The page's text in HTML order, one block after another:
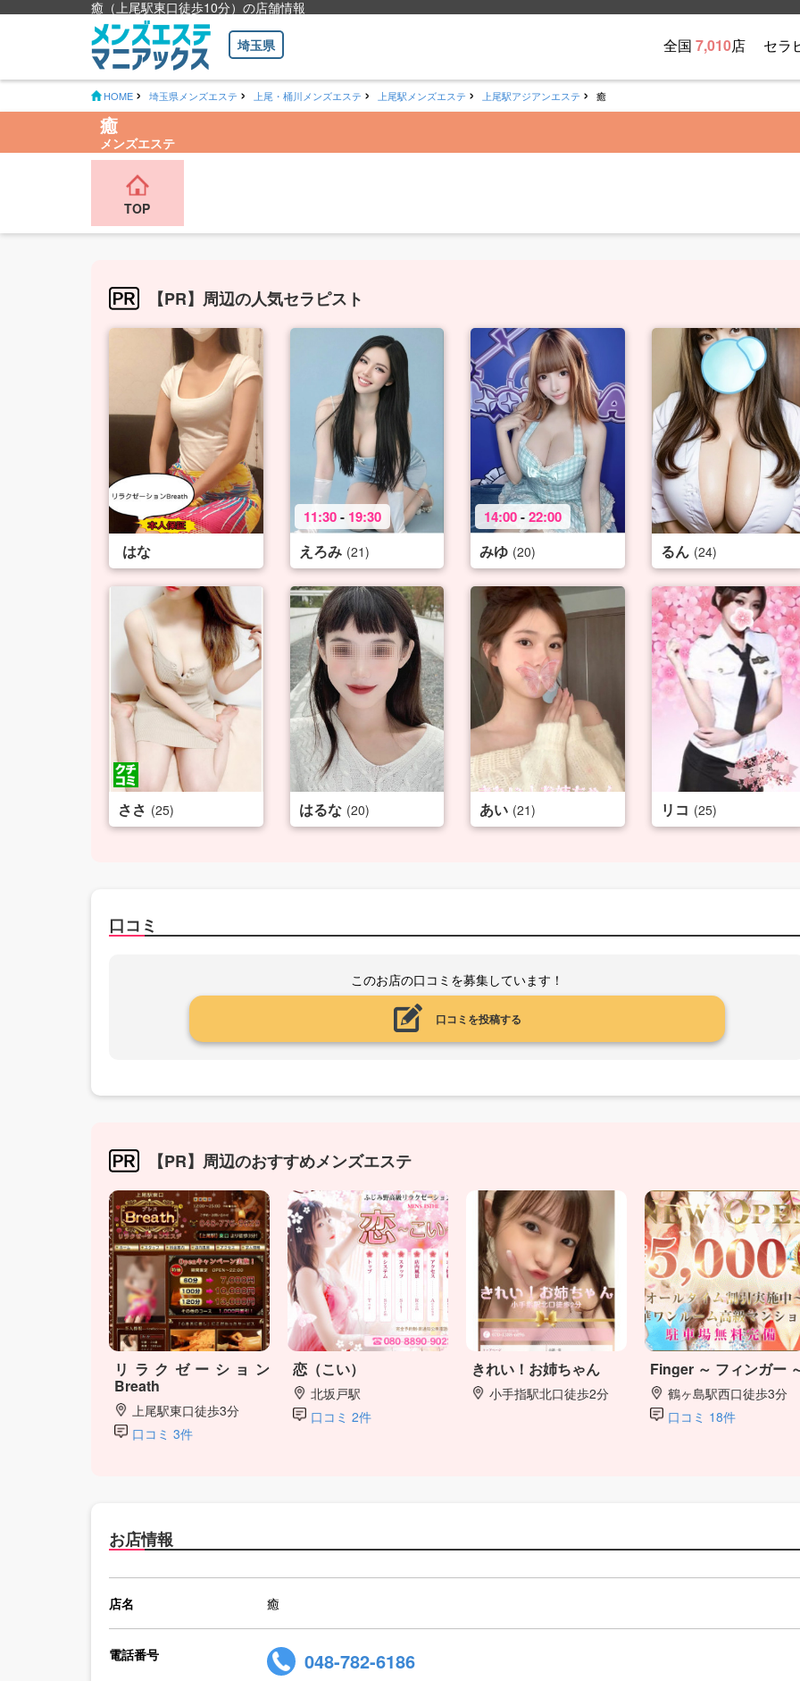
癒（上尾駅東口徒歩10分）の店舗情報
埼玉県 全国 7,010店 セラ
HOME 埼玉県メンズエステ 上尾・桶川メンズエステ 上尾駅メンズエステ 上尾駅アジアンエステ 癒
癒
メンズエステ
TOP
【PR】周辺の人気セラピスト
はな
11:30 - 19:30
えろみ (21)
14:00-22:00
みゆ (20) るん (24)
ささ (25) はるな (20) あい (21) リコ (25)
口コミ
このお店の口コミを募集しています！
口コミを投稿する
【PR】周辺のおすすめメンズエステ
リラクゼーション
Breath
上尾駅東口徒歩3分
口コミ 3件
恋（こい）
北坂戸駅
口コミ 2件
きれい！お姉ちゃん
小手指駅北口徒歩2分
Finger ～ フィンガー
鶴ヶ島駅西口徒歩3分
口コミ 18件
お店情報
店名 癒
電話番号 048-782-6186